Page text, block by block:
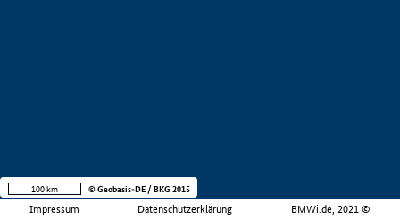
Impressum Datenschutzerklärung BMWi.de, 2021 ©
100 km © Geobasis-DE / BKG 2015